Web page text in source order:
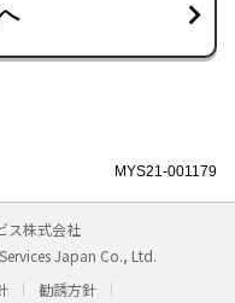
MYS21-001179
ス株式会社
Japan Co., Ltd.
勧誘方針